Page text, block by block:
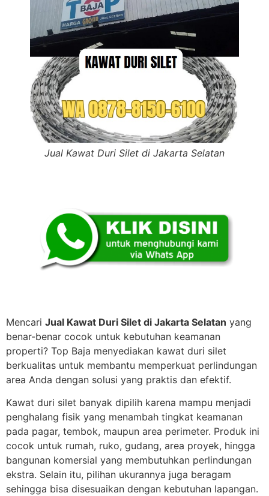
Jual Kawat Duri Silet di Jakarta Selatan
Mencari Jual Kawat Duri Silet di Jakarta Selatan yang
benar-benar cocok untuk kebutuhan keamanan
properti? Top Baja menyediakan kawat duri silet
berkualitas untuk membantu memperkuat perlindungan
area Anda dengan solusi yang praktis dan efektif.
Kawat duri silet banyak dipilih karena mampu menjadi
penghalang fisik yang menambah tingkat keamanan
pada pagar, tembok, maupun area perimeter. Produk ini
cocok untuk rumah, ruko, gudang, area proyek, hingga
bangunan komersial yang membutuhkan perlindungan
ekstra. Selain itu, pilihan ukurannya juga beragam
sehingga bisa disesuaikan dengan kebutuhan lapangan.